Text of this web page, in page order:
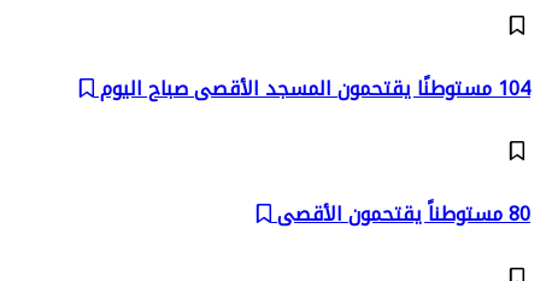
104 مستوطنًا يقتحمون المسجد الأقصى صباح اليوم
80 مستوطناً يقتحمون الأقصى